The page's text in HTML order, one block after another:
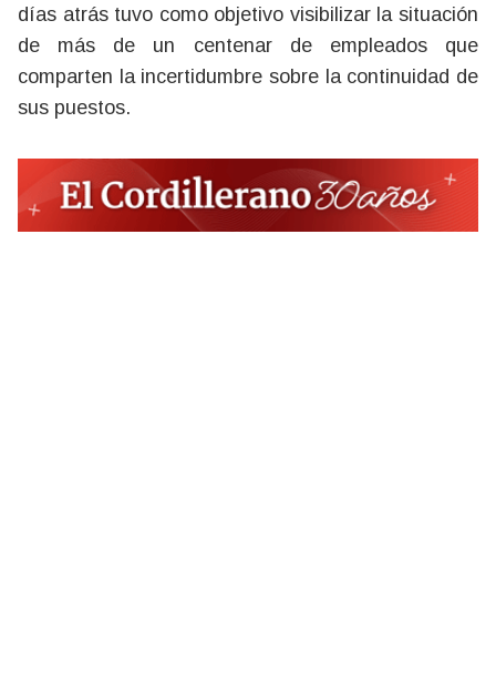
días atrás tuvo como objetivo visibilizar la situación
de más de un centenar de empleados que
comparten la incertidumbre sobre la continuidad de
sus puestos.